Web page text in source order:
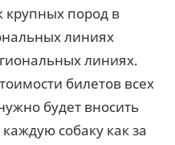
крупных пород в
линиях
линиях.
билетов всех
будет вносить
собаку как за